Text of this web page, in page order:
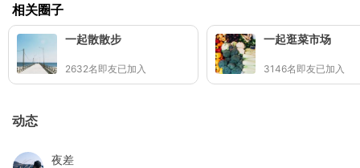
相关圈子
一起散散步
2632名即友已加入
一起逛菜市场
3146名即友已加入
动态
夜差